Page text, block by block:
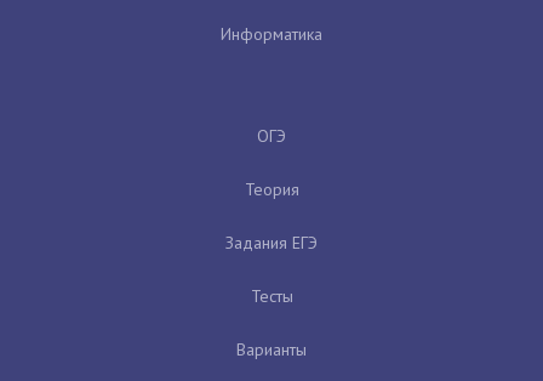
Информатика
ОГЭ
Теория
Задания ЕГЭ
Тесты
Варианты